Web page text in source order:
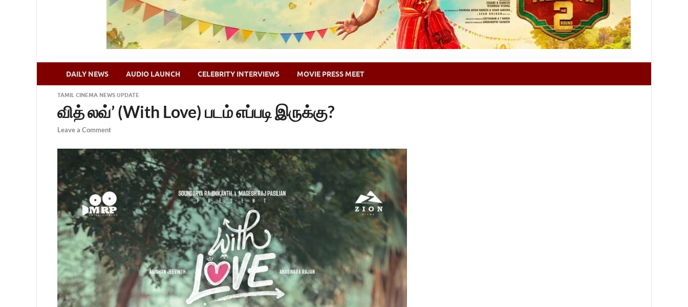
DAILY NEWS AUDIO LAUNCH CELEBRITY INTERVIEWS MOVIE PRESS MEET
TAMIL CINEMA NEWS UPDATE
வித் லவ்’ (With Love) படம் எப்படி இருக்கு?
Leave a Comment